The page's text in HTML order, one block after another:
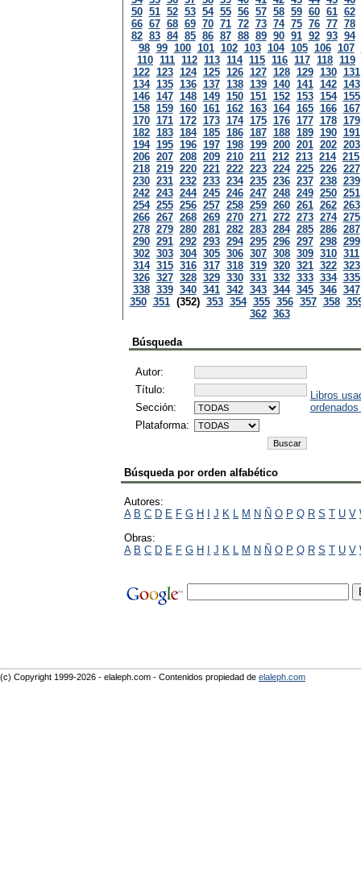
50 51 52 53 54 55 56 57 58 59 60 61 62
66 67 68 69 70 71 72 73 74 75 76 77 78
82 83 84 85 86 87 88 89 90 91 92 93 94
98 99 100 101 102 103 104 105 106 107
110 111 112 113 114 115 116 117 118 119
122 123 124 125 126 127 128 129 130 131
134 135 136 137 138 139 140 141 142 143
146 147 148 149 150 151 152 153 154 155
158 159 160 161 162 163 164 165 166 167
170 171 172 173 174 175 176 177 178 179
182 183 184 185 186 187 188 189 190 191
194 195 196 197 198 199 200 201 202 203
206 207 208 209 210 211 212 213 214 215
218 219 220 221 222 223 224 225 226 227
230 231 232 233 234 235 236 237 238 239
242 243 244 245 246 247 248 249 250 251
254 255 256 257 258 259 260 261 262 263
266 267 268 269 270 271 272 273 274 275
278 279 280 281 282 283 284 285 286 287
290 291 292 293 294 295 296 297 298 299
302 303 304 305 306 307 308 309 310 311
314 315 316 317 318 319 320 321 322 323
326 327 328 329 330 331 332 333 334 335
338 339 340 341 342 343 344 345 346 347
350 351 (352) 353 354 355 356 357 358
362 363
Búsqueda
Autor:
Título:
Sección:
Plataforma:
Libros
Búsqueda por orden alfabético
Autores:
A B C D E F G H I J K L M N Ñ O P Q R S T U V
Obras:
A B C D E F G H I J K L M N Ñ O P Q R S T U V
(c) Copyright 1999-2026 - elaleph.com - Contenidos propiedad de elaleph.com